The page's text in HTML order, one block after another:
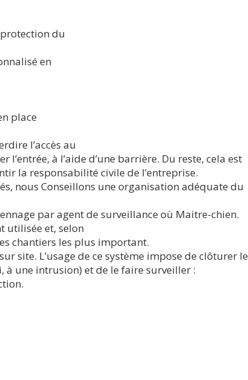
du
en
place
l’accès au
à l’aide d’une barrière. Du reste, cela est
la responsabilité civile de l’entreprise.
nous Conseillons une organisation adéquate du
par agent de surveillance où Maitre-chien.
utilisée et, selon
chantiers les plus important.
site. L’usage de ce système impose de clôturer le
une intrusion) et de le faire surveiller :